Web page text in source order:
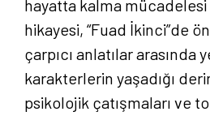
hayatta kalma mücadelesi
hikayesi, “Fuad İkinci”de
çarpıcı anlatılar arasında
karakterlerin yaşadığı
psikolojik çatışmaları ve